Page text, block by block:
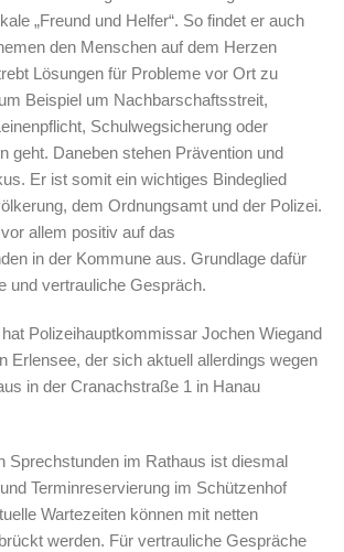
„Freund und Helfer“. So findet er auch
den Menschen auf dem Herzen
Lösungen für Probleme vor Ort zu
Beispiel um Nachbarschaftsstreit,
Schulwegsicherung oder
geht. Daneben stehen Prävention und
Er ist somit ein wichtiges Bindeglied
dem Ordnungsamt und der Polizei.
allem positiv auf das
in der Kommune aus. Grundlage dafür
und vertrauliche Gespräch.
Polizeihauptkommissar Jochen Wiegand
Erlensee, der sich aktuell allerdings wegen
in der Cranachstraße 1 in Hanau
Sprechstunden im Rathaus ist diesmal
Terminreservierung im Schützenhof
Wartezeiten können mit netten
werden. Für vertrauliche Gespräche